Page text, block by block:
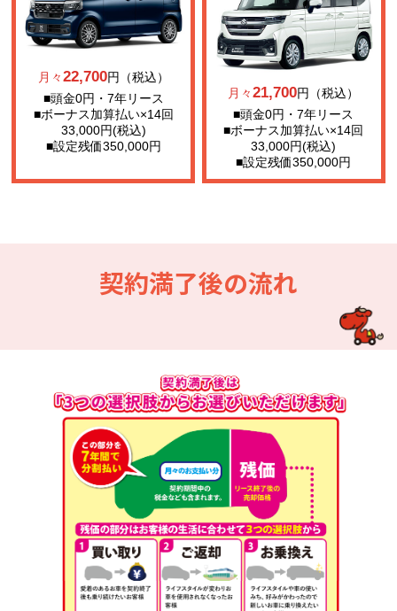
月々22,700円（税込）
■頭金0円・7年リース
■ボーナス加算払い×14回
33,000円(税込)
■設定残価350,000円
月々21,700円（税込）
■頭金0円・7年リース
■ボーナス加算払い×14回
33,000円(税込)
■設定残価350,000円
契約満了後の流れ